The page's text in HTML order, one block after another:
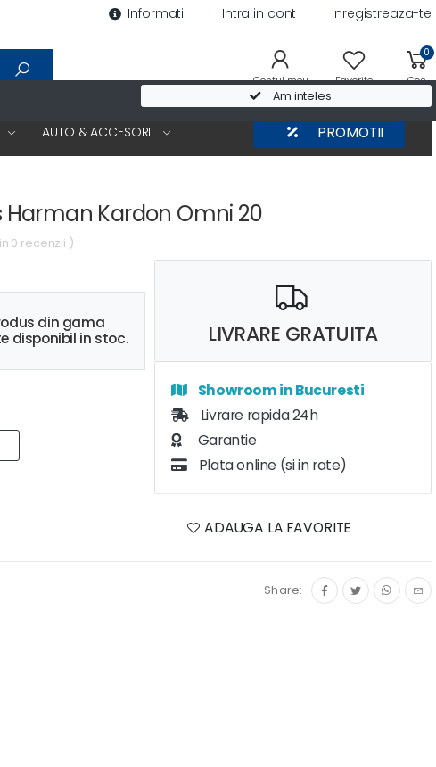
Am inteles
Informatii Intra in cont Inregistreaza-te
Contul meu Favorite
0
Cos
AUTO & ACCESORII PROMOTII
Harman Kardon Omni 20
0 recenzii )
din gama
disponibil in stoc.
LIVRARE GRATUITA
Showroom in Bucuresti
Livrare rapida 24h
Garantie
Plata online (si in rate)
ADAUGA LA FAVORITE
Share: